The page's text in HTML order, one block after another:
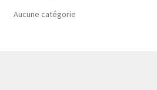
Aucune catégorie